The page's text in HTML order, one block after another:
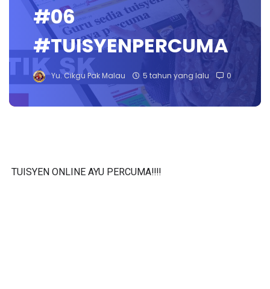
#06
#TUISYENPERCUMA
Yu. Cikgu Pak Malau 5 tahun yang lalu 0
TUISYEN ONLINE AYU PERCUMA‼️‼️